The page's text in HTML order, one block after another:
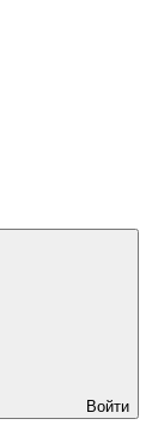
Войти